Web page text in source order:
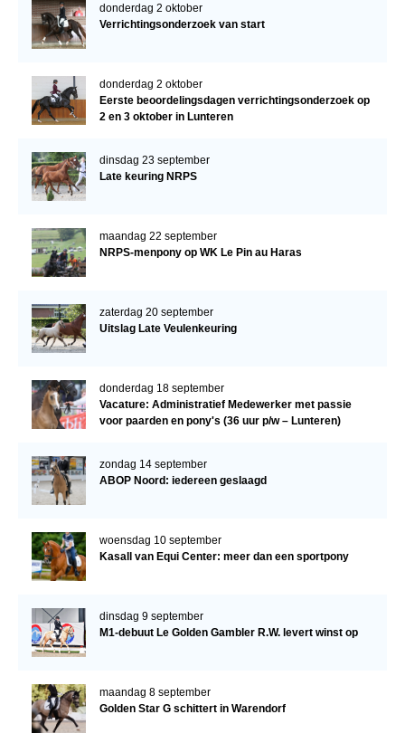
donderdag 2 oktober
Verrichtingsonderzoek van start
donderdag 2 oktober
Eerste beoordelingsdagen verrichtingsonderzoek op
2 en 3 oktober in Lunteren
dinsdag 23 september
Late keuring NRPS
maandag 22 september
NRPS-menpony op WK Le Pin au Haras
zaterdag 20 september
Uitslag Late Veulenkeuring
donderdag 18 september
Vacature: Administratief Medewerker met passie
voor paarden en pony's (36 uur p/w – Lunteren)
zondag 14 september
ABOP Noord: iedereen geslaagd
woensdag 10 september
Kasall van Equi Center: meer dan een sportpony
dinsdag 9 september
M1-debuut Le Golden Gambler R.W. levert winst op
maandag 8 september
Golden Star G schittert in Warendorf